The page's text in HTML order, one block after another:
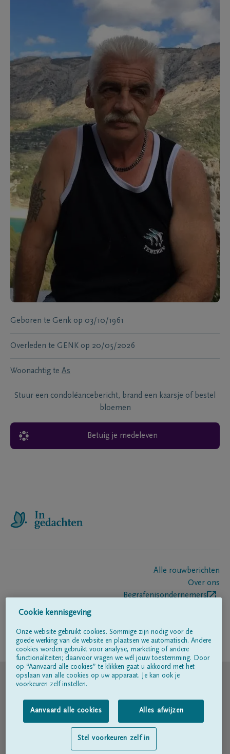
Geboren te Genk op 03/10/1961
Overleden te GENK op 20/05/2026
Woonachtig te As
Stuur een condoléancebericht, brand een kaarsje of bestel
bloemen
Betuig je medeleven
Alle rouwberichten
Over ons
Begrafenisondernemers
Volg ons op
© DELA
Gebruiksvoorwaarden
Privacyverklaring
Toegankelijkheidsverklaring
Cookie kennisgeving
Onze website gebruikt cookies. Sommige zijn nodig voor de
goede werking van de website en plaatsen we automatisch. Andere
cookies worden gebruikt voor analyse, marketing of andere
functionaliteiten; daarvoor vragen we wél jouw toestemming. Door
op “Aanvaard alle cookies” te klikken gaat u akkoord met het
opslaan van alle cookies op uw apparaat. Je kan ook je
voorkeuren zelf instellen.
Aanvaard alle cookies Alles afwijzen
Stel voorkeuren zelf in